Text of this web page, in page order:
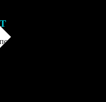
заказа к печати
могут связаться с Вами
телефону или email для
деталей.